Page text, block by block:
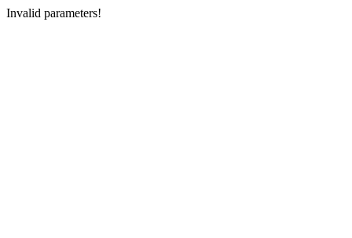
Invalid parameters!